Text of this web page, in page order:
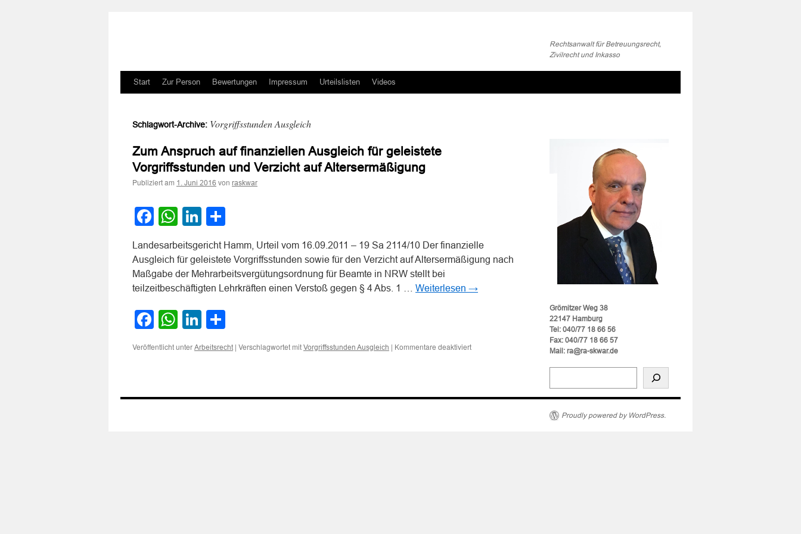
Rechtsanwalt für Betreuungsrecht,
Zivilrecht und Inkasso
Zum
springen
Start Zur Person Bewertungen Impressum Urteilslisten Videos
Schlagwort-Archive: Vorgriffsstunden Ausgleich
Zum Anspruch auf finanziellen Ausgleich für geleistete
Vorgriffsstunden und Verzicht auf Altersermäßigung
Publiziert am 1. Juni 2016 von raskwar
Facebook
WhatsApp
LinkedIn
Landesarbeitsgericht Hamm, Urteil vom 16.09.2011 – 19 Sa 2114/10 Der finanzielle
Ausgleich für geleistete Vorgriffsstunden sowie für den Verzicht auf Altersermäßigung nach
Maßgabe der Mehrarbeitsvergütungsordnung für Beamte in NRW stellt bei
teilzeitbeschäftigten Lehrkräften einen Verstoß gegen § 4 Abs. 1 … Weiterlesen →
Facebook
WhatsApp
LinkedIn
Veröffentlicht unter Arbeitsrecht | Verschlagwortet mit Vorgriffsstunden Ausgleich | Kommentare deaktiviertfür
Ausgleich
Grömitzer Weg 38
22147 Hamburg
Tel: 040/77 18 66 56
Fax: 040/77 18 66 57
Mail: ra@ra-skwar.de
Proudly powered by WordPress.